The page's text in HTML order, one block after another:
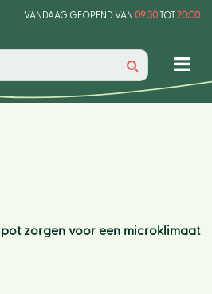
VANDAAG GEOPEND VAN 09:30TOT20:00
zorgen voor een microklimaat